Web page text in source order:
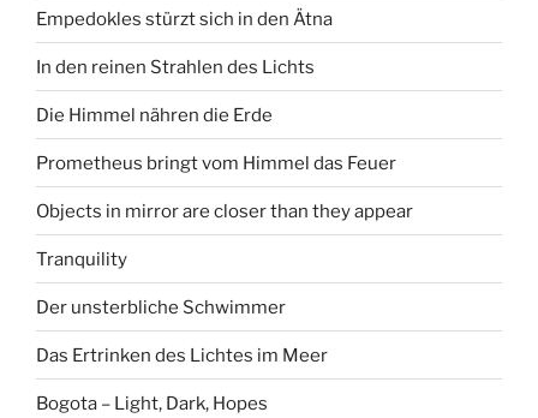
Empedokles stürzt sich in den Ätna
In den reinen Strahlen des Lichts
Die Himmel nähren die Erde
Prometheus bringt vom Himmel das Feuer
Objects in mirror are closer than they appear
Tranquility
Der unsterbliche Schwimmer
Das Ertrinken des Lichtes im Meer
Bogota – Light, Dark, Hopes